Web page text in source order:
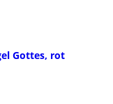
Gottes, rot